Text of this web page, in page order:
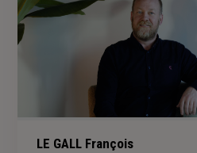
LE GALL François